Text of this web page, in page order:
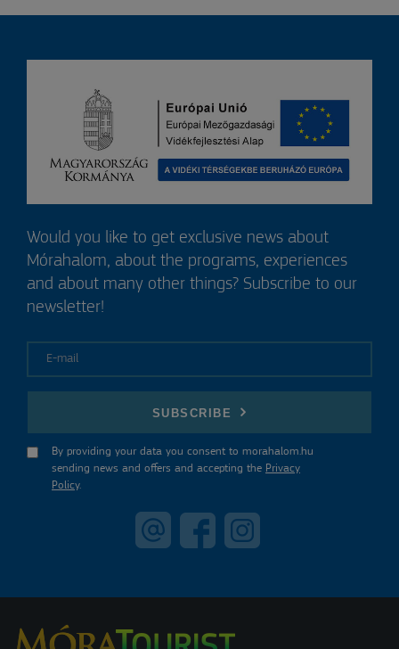
Would you like to get exclusive news about
Mórahalom, about the programs, experiences
and about many other things? Subscribe to our
newsletter!
SUBSCRIBE
By providing your data you consent to morahalom.hu
sending news and offers and accepting the Privacy
Policy.